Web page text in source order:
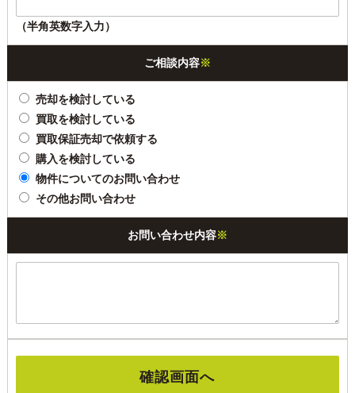
（半角英数字入力）
ご相談内容※
売却を検討している
買取を検討している
買取保証売却で依頼する
購入を検討している
物件についてのお問い合わせ
その他お問い合わせ
お問い合わせ内容※